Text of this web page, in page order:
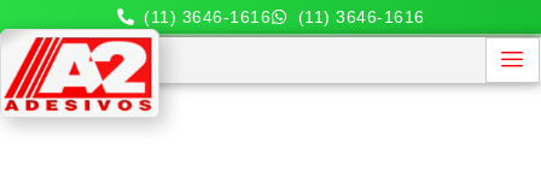
(11) 3646-1616 (11) 3646-1616